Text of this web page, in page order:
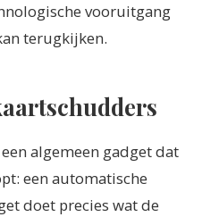
vooruitgang
terugkijken.
algemeen gadget dat
een automatische
doet precies wat de